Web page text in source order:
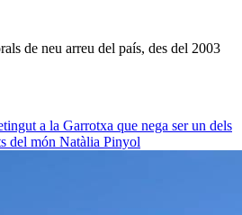
de neu arreu del país, des del 2003
a la Garrotxa que nega ser un dels
del món Natàlia Pinyol